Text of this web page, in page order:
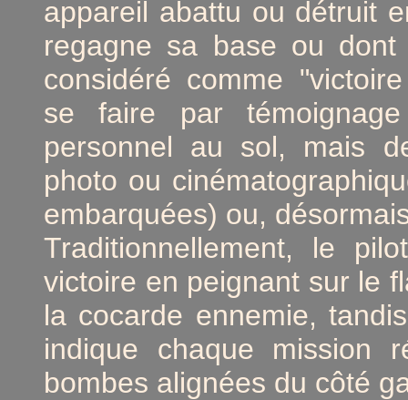
appareil abattu ou détruit
regagne sa base ou
considéré comme
se faire par
personnel au sol, mais
photo ou
embarquées) ou,
Traditionnellement, le
victoire en peignant sur le
la cocarde ennemie,
indique chaque mission
bombes alignées du côté